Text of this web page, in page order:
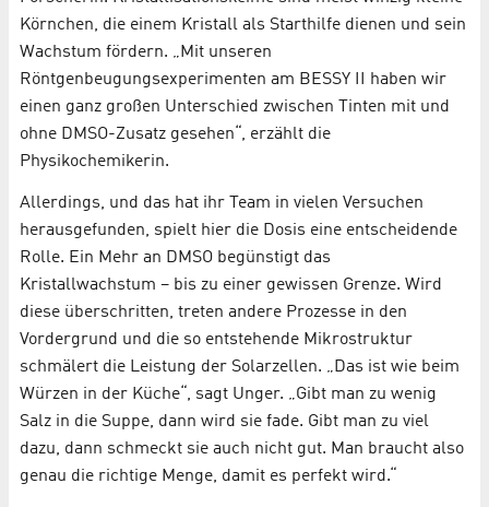
Körnchen, die einem Kristall als Starthilfe dienen und sein
Wachstum fördern. „Mit unseren
Röntgenbeugungsexperimenten am BESSY II haben wir
einen ganz großen Unterschied zwischen Tinten mit und
ohne DMSO-Zusatz gesehen“, erzählt die
Physikochemikerin.
Allerdings, und das hat ihr Team in vielen Versuchen
herausgefunden, spielt hier die Dosis eine entscheidende
Rolle. Ein Mehr an DMSO begünstigt das
Kristallwachstum – bis zu einer gewissen Grenze. Wird
diese überschritten, treten andere Prozesse in den
Vordergrund und die so entstehende Mikrostruktur
schmälert die Leistung der Solarzellen. „Das ist wie beim
Würzen in der Küche“, sagt Unger. „Gibt man zu wenig
Salz in die Suppe, dann wird sie fade. Gibt man zu viel
dazu, dann schmeckt sie auch nicht gut. Man braucht also
genau die richtige Menge, damit es perfekt wird.“